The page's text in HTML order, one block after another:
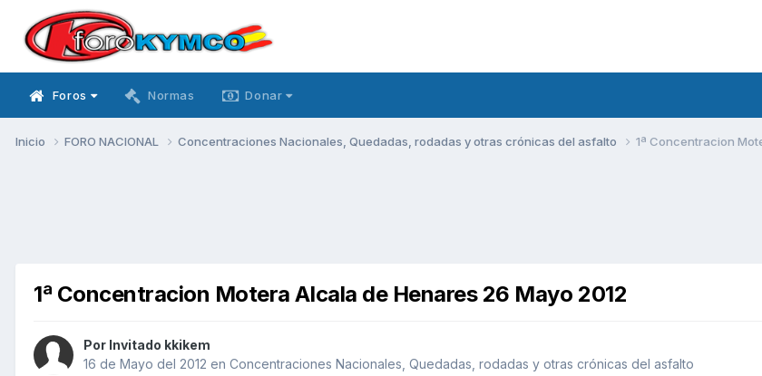
Foros Normas Donar
Inicio FORO NACIONAL Concentraciones Nacionales, Quedadas, rodadas y otras crónicas del asfalto 1ª Concentracion
1ª Concentracion Motera Alcala de Henares 26 Mayo 2012
Por Invitado kkikem
16 de Mayo del 2012 en Concentraciones Nacionales, Quedadas, rodadas y otras crónicas del asfalto